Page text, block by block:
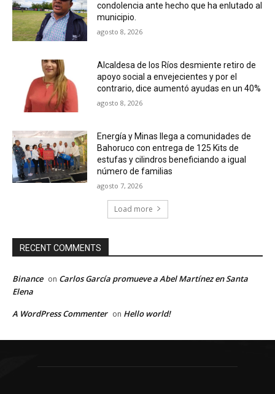
condolencia ante hecho que ha enlutado al
municipio.
agosto 8, 2026
Alcaldesa de los Ríos desmiente retiro de
apoyo social a envejecientes y por el
contrario, dice aumentó ayudas en un 40%
agosto 8, 2026
Energía y Minas llega a comunidades de
Bahoruco con entrega de 125 Kits de
estufas y cilindros beneficiando a igual
número de familias
agosto 7, 2026
Load more
RECENT COMMENTS
Binance on Carlos García promueve a Abel Martínez en Santa
Elena
A WordPress Commenter on Hello world!